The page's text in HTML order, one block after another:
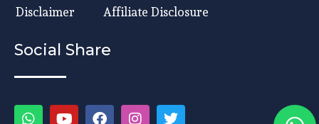
Disclaimer
Affiliate Disclosure
Social Share